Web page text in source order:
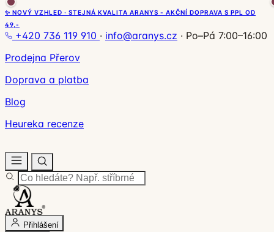
✨ NOVÝ VZHLED · STEJNÁ KVALITA ARANYS - AKČNÍ DOPRAVA S PPL OD
49,-
+420 736 119 910 · info@aranys.cz · Po–Pá 7:00–16:00
Prodejna Přerov
Doprava a platba
Blog
Heureka recenze
Přihlášení